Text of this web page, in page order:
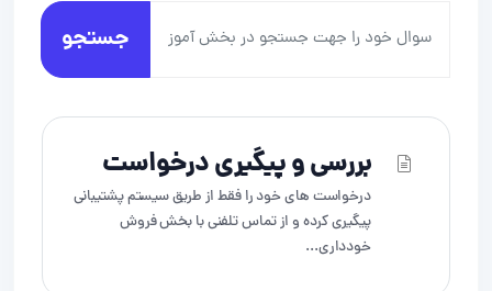
جستجو
بررسی و پیگیری درخواست
درخواست های خود را فقط از طریق سیستم پشتیبانی
پیگیری کرده و از تماس تلفنی با بخش فروش
خودداری...